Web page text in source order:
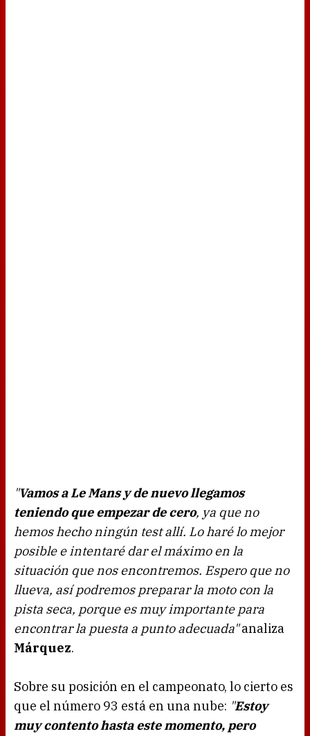
"Vamos a Le Mans y de nuevo llegamos
teniendo que empezar de cero, ya que no
hemos hecho ningún test allí. Lo haré lo mejor
posible e intentaré dar el máximo en la
situación que nos encontremos. Espero que no
llueva, así podremos preparar la moto con la
pista seca, porque es muy importante para
encontrar la puesta a punto adecuada"analiza
Márquez.
Sobre su posición en el campeonato, lo cierto es
que el número 93 está en una nube: "Estoy
muy contento hasta este momento, pero